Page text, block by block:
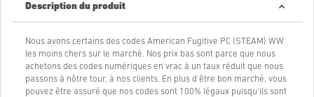
Description du produit
Nous avons certains des codes American Fugitive PC (STEAM) WW
les moins chers sur le marché. Nos prix bas sont parce que nous
achetons des codes numériques en vrac à un taux réduit que nous
passons à nôtre tour, à nos clients. En plus d'être bon marché, vous
pouvez être assuré que nos codes sont 100% légaux puisqu'ils sont